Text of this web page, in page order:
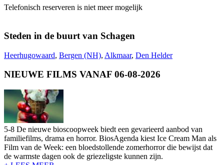
Telefonisch reserveren is niet meer mogelijk
Steden in de buurt van Schagen
Heerhugowaard, Bergen (NH), Alkmaar, Den Helder
NIEUWE FILMS VANAF 06-08-2026
5-8 De nieuwe bioscoopweek biedt een gevarieerd aanbod van
familiefilms, drama en horror. BiosAgenda kiest Ice Cream Man als
Film van de Week: een bloedstollende zomerhorror die bewijst dat
de warmste dagen ook de griezeligste kunnen zijn.